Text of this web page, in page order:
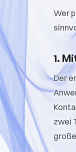
Wer
1.
Der
zwei